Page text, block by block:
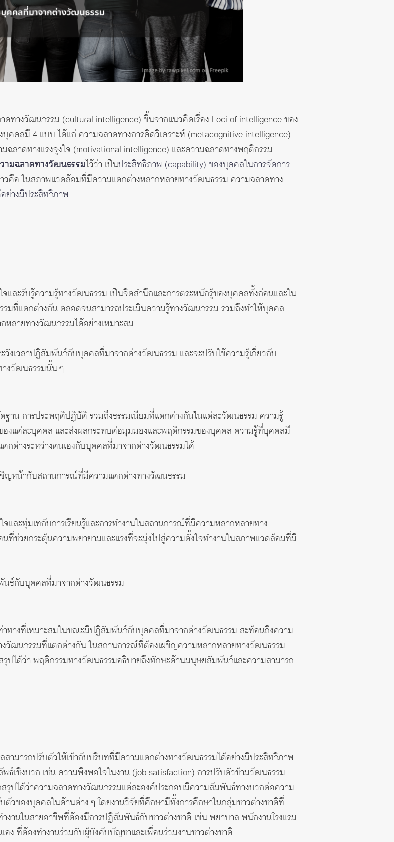
ทางวัฒนธรรม (cultural intelligence) ขึ้นจากแนวคิดเรื่อง Loci of intelligence ของ
คคลมี 4 แบบ ได้แก่ ความฉลาดทางการคิดวิเคราะห์ (metacognitive intelligence)
ฉลาดทางแรงจูงใจ (motivational intelligence) และความฉลาดทางพฤติกรรม
ามฉลาดทางวัฒนธรรมไว้ว่า เป็นประสิทธิภาพ (capability) ของบุคคลในการจัดการ
วคือ ในสภาพแวดล้อมที่มีความแตกต่างหลากหลายทางวัฒนธรรม ความฉลาดทาง
ย่างมีประสิทธิภาพ
และรับรู้ความรู้ทางวัฒนธรรม เป็นจิตสำนึกและการตระหนักรู้ของบุคคลทั้งก่อนและใน
ที่แตกต่างกัน ตลอดจนสามารถประเมินความรู้ทางวัฒนธรรม รวมถึงทำให้บุคคล
ลายทางวัฒนธรรมได้อย่างเหมาะสม
งเวลาปฏิสัมพันธ์กับบุคคลที่มาจากต่างวัฒนธรรม และจะปรับใช้ความรู้เกี่ยวกับ
งวัฒนธรรมนั้น ๆ
าน การประพฤติปฏิบัติ รวมถึงธรรมเนียมที่แตกต่างกันในแต่ละวัฒนธรรม ความรู้
องแต่ละบุคคล และส่งผลกระทบต่อมุมมองและพฤติกรรมของบุคคล ความรู้ที่บุคคลมี
กต่างระหว่างตนเองกับบุคคลที่มาจากต่างวัฒนธรรมได้
ญหน้ากับสถานการณ์ที่มีความแตกต่างทางวัฒนธรรม
ละทุ่มเทกับการเรียนรู้และการทำงานในสถานการณ์ที่มีความหลากหลายทาง
ที่ช่วยกระตุ้นความพยายามและแรงที่จะมุ่งไปสู่ความตั้งใจทำงานในสภาพแวดล้อมที่มี
นธ์กับบุคคลที่มาจากต่างวัฒนธรรม
าทางที่เหมาะสมในขณะมีปฏิสัมพันธ์กับบุคคลที่มาจากต่างวัฒนธรรม สะท้อนถึงความ
งวัฒนธรรมที่แตกต่างกัน ในสถานการณ์ที่ต้องเผชิญความหลากหลายทางวัฒนธรรม
ปได้ว่า พฤติกรรมทางวัฒนธรรมอธิบายถึงทักษะด้านมนุษยสัมพันธ์และความสามารถ
ามารถปรับตัวให้เข้ากับบริบทที่มีความแตกต่างทางวัฒนธรรมได้อย่างมีประสิทธิภาพ
เชิงบวก เช่น ความพึงพอใจในงาน (job satisfaction) การปรับตัวข้ามวัฒนธรรม
รุปได้ว่าความฉลาดทางวัฒนธรรมแต่ละองค์ประกอบมีความสัมพันธ์ทางบวกต่อความ
ตัวของบุคคลในด้านต่าง ๆ โดยงานวิจัยที่ศึกษามีทั้งการศึกษาในกลุ่มชาวต่างชาติที่
ำงานในสายอาชีพที่ต้องมีการปฏิสัมพันธ์กับชาวต่างชาติ เช่น พยาบาล พนักงานโรงแรม
อง ที่ต้องทำงานร่วมกับผู้บังคับบัญชาและเพื่อนร่วมงานชาวต่างชาติ